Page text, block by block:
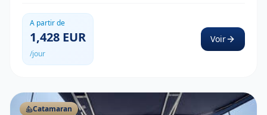
A partir de
1,428 EUR
/jour
Voir
Catamaran